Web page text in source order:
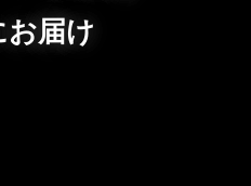
お届け